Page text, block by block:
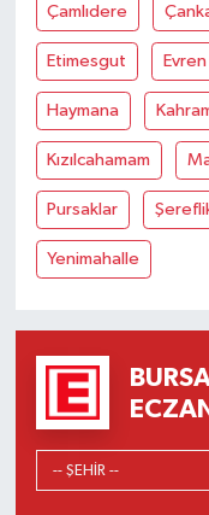
Çamlıdere
Etimesgut Evren
Haymana
Kızılcahamam
Pursaklar
Yenimahalle